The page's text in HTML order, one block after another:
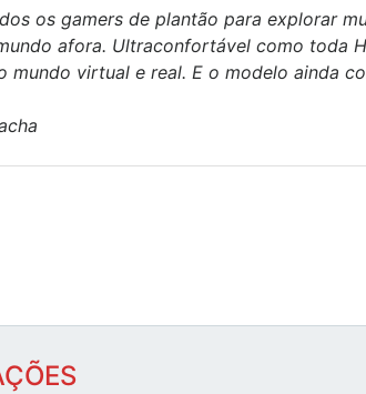
os gamers de plantão para explorar
afora. Ultraconfortável como toda
mundo virtual e real. E o modelo ainda